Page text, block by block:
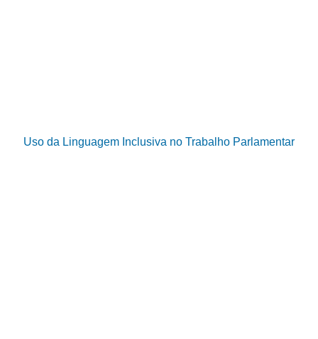
Uso da Linguagem Inclusiva no Trabalho Parlamentar